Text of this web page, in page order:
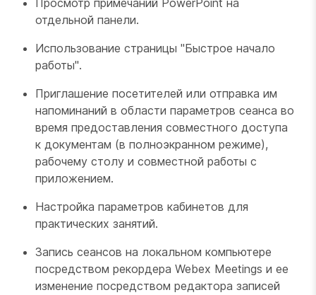
Просмотр примечаний PowerPoint на
отдельной панели.
Использование страницы "Быстрое начало
работы".
Приглашение посетителей или отправка им
напоминаний в области параметров сеанса во
время предоставления совместного доступа
к документам (в полноэкранном режиме),
рабочему столу и совместной работы с
приложением.
Настройка параметров кабинетов для
практических занятий.
Запись сеансов на локальном компьютере
посредством рекордера Webex Meetings и ее
изменение посредством редактора записей